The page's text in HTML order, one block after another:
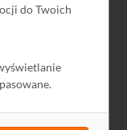
do Twoich